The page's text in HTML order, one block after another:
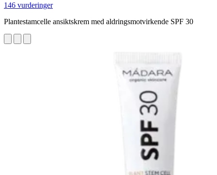
146 vurderinger
Plantestamcelle ansiktskrem med aldringsmotvirkende SPF 30